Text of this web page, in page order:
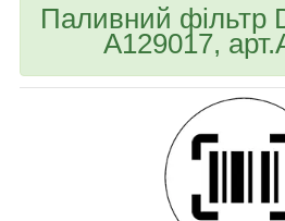
Паливний фільтр
A129017,